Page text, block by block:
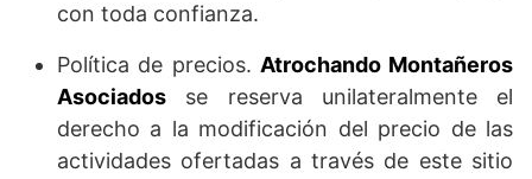
con toda confianza.
Política de precios. Atrochando Montañeros
Asociados se reserva unilateralmente el
derecho a la modificación del precio de las
actividades ofertadas a través de este sitio